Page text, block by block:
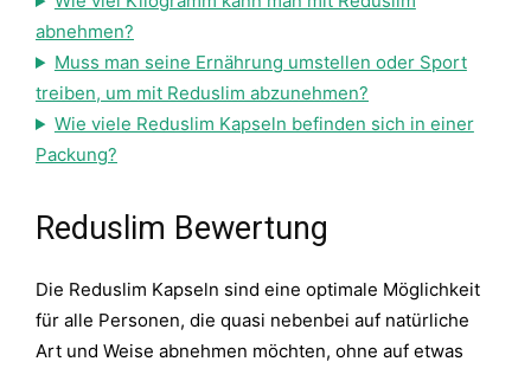
abnehmen?
Muss man seine Ernährung umstellen oder Sport
treiben, um mit Reduslim abzunehmen?
Wie viele Reduslim Kapseln befinden sich in einer
Packung?
Reduslim Bewertung
Die Reduslim Kapseln sind eine optimale Möglichkeit
für alle Personen, die quasi nebenbei auf natürliche
Art und Weise abnehmen möchten, ohne auf etwas